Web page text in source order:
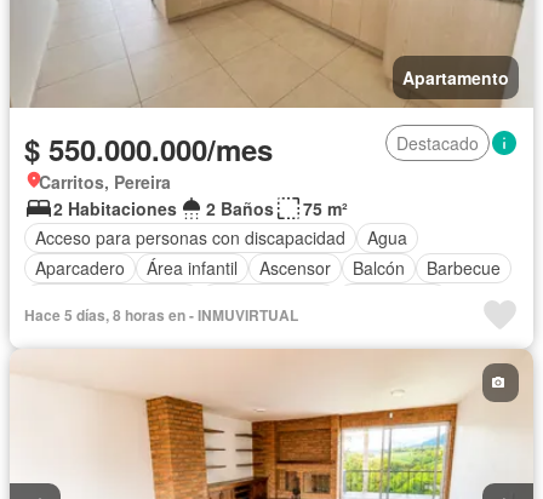
Apartamento
$ 550.000.000/mes
Destacado
Carritos, Pereira
2 Habitaciones
2 Baños
75 m²
Acceso para personas con discapacidad
Agua
Aparcadero
Área infantil Ascensor Balcón
Barbecue
Gimnasio
Internet Jardín Patio
Permite mascotas
Hace 5 días, 8 horas en - INMUVIRTUAL